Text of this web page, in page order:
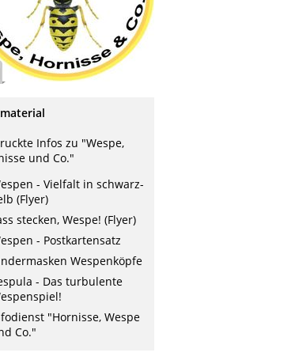
Infos zu "Wespe,
und Co."
- Vielfalt in schwarz-
(Flyer)
stecken, Wespe! (Flyer)
- Postkartensatz
Wespenköpfe
- Das turbulente
"Hornisse, Wespe
Co."